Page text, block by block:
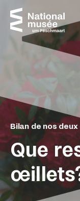
Passer directement au
Que
Bilan de nos
Panneau de gestion des